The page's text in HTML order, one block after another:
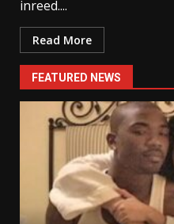
inreed....
Read More
FEATURED NEWS